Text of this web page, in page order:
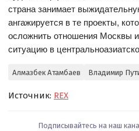
страна занимает
ангажируется в те проекты,
осложнить отношения Москвы
ситуацию в
Алмазбек Атамбаев Владимир
Источник: REX
Подписывайтесь на наш